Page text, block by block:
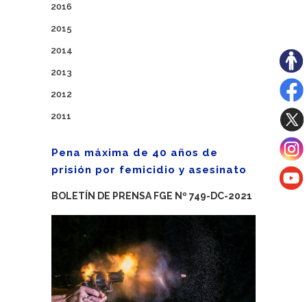
2016
2015
2014
2013
2012
2011
Pena máxima de 40 años de
prisión por femicidio y asesinato
BOLETÍN DE PRENSA FGE Nº 749-DC-2021